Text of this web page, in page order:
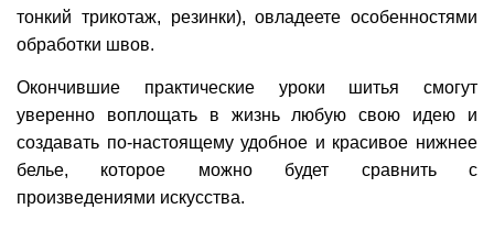
тонкий трикотаж, резинки), овладеете особенностями
обработки швов.
Окончившие практические уроки шитья смогут
уверенно воплощать в жизнь любую свою идею и
создавать по-настоящему удобное и красивое нижнее
белье, которое можно будет сравнить с
произведениями искусства.